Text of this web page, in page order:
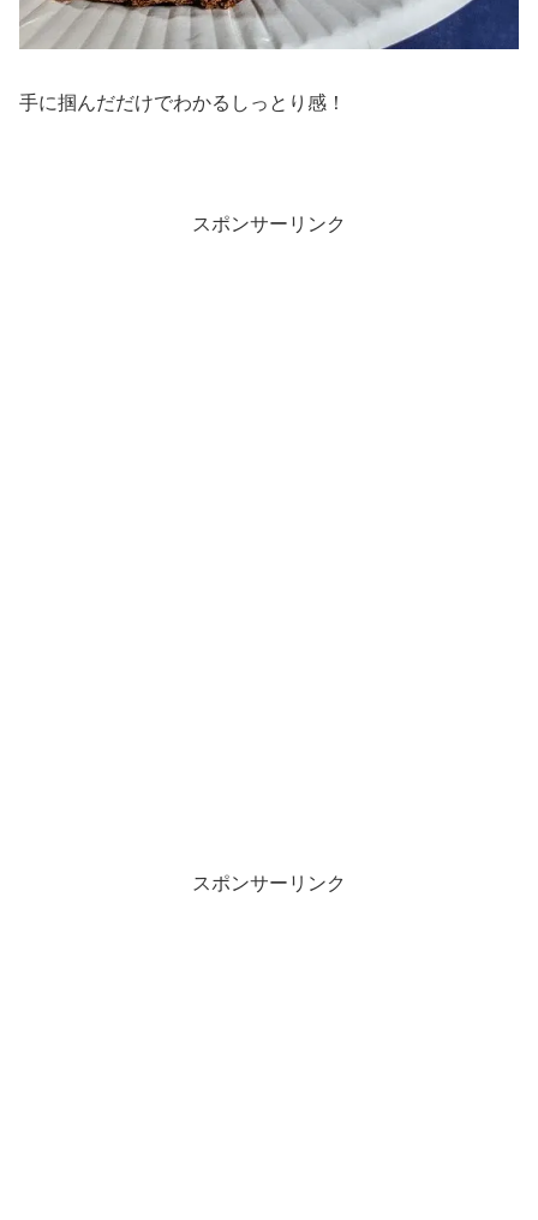
手に掴んだだけでわかるしっとり感！
スポンサーリンク
スポンサーリンク